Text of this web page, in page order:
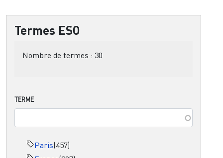
Termes ESO
Nombre de termes : 30
TERME
Paris(457)